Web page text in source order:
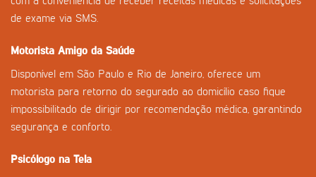
de exame via SMS.
Motorista Amigo da Saúde
Disponível em São Paulo e Rio de Janeiro, oferece um
motorista para retorno do segurado ao domicílio caso fique
impossibilitado de dirigir por recomendação médica, garantindo
segurança e conforto.
Psicólogo na Tela